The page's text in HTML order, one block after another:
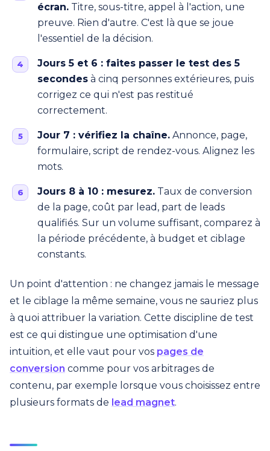
écran. Titre, sous-titre, appel à l'action, une
preuve. Rien d'autre. C'est là que se joue
l'essentiel de la décision.
Jours 5 et 6 : faites passer le test des 5
secondes à cinq personnes extérieures, puis
corrigez ce qui n'est pas restitué
correctement.
Jour 7 : vérifiez la chaîne. Annonce, page,
formulaire, script de rendez-vous. Alignez les
mots.
Jours 8 à 10 : mesurez. Taux de conversion
de la page, coût par lead, part de leads
qualifiés. Sur un volume suffisant, comparez à
la période précédente, à budget et ciblage
constants.
Un point d'attention : ne changez jamais le message
et le ciblage la même semaine, vous ne sauriez plus
à quoi attribuer la variation. Cette discipline de test
est ce qui distingue une optimisation d'une
intuition, et elle vaut pour vos pages de
conversion comme pour vos arbitrages de
contenu, par exemple lorsque vous choisissez entre
plusieurs formats de lead magnet.